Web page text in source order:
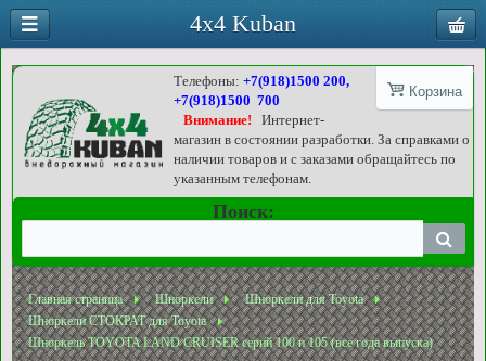
Корзина
Телефоны:+7(918)1500 200,
+7(918)1500 700
Внимание!
Интернет-
магазин в состоянии разработки. За справками о
наличии товаров и с заказами обращайтесь по
указанным телефонам.
Поиск:
Главная страница Шноркели
Шноркели для Toyota
Шноркели СТОКРАТ для Toyota
Шноркель TOYOTA LAND CRUISER серий 100 и 105 (все года выпуска)
4x4 Kuban